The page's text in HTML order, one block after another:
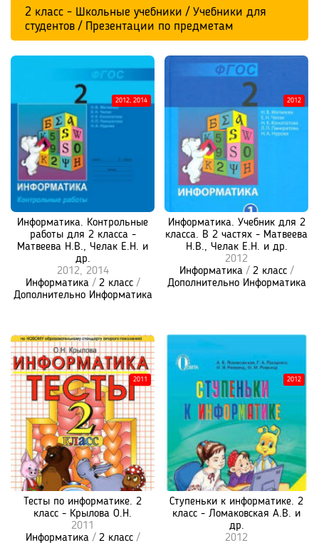
2 класс - Школьные учебники / Учебники для
студентов / Презентации по предметам
Информатика. Контрольные
работы для 2 класса -
Матвеева Н.В., Челак Е.Н. и
др.
2012, 2014
Информатика / 2 класс /
Дополнительно Информатика
2012, 2014
Информатика. Учебник для 2
класса. В 2 частях - Матвеева
Н.В., Челак Е.Н. и др.
2012
Информатика / 2 класс /
Дополнительно Информатика
2012
Тесты по информатике. 2
класс - Крылова О.Н.
2011
Информатика / 2 класс /
2011
Ступеньки к информатике. 2
класс - Ломаковская А.В. и
др.
2012
2012